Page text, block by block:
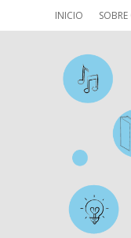
INICIO